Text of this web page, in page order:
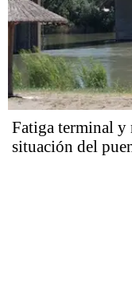
Fatiga terminal y
situación del